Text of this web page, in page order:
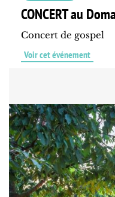
CONCERT au
Concert de gospel
Voir cet événement